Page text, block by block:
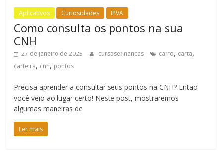
Aplicativos Curiosidades IPVA
Como consulta os pontos na sua
CNH
27 de janeiro de 2023 cursosefinancas carro, carta,
carteira, cnh, pontos
Precisa aprender a consultar seus pontos na CNH? Então
você veio ao lugar certo! Neste post, mostraremos
algumas maneiras de
Ler mais